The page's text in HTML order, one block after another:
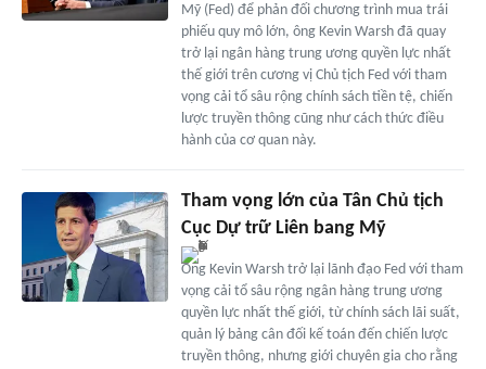
Mỹ (Fed) để phản đối chương trình mua trái
phiếu quy mô lớn, ông Kevin Warsh đã quay
trở lại ngân hàng trung ương quyền lực nhất
thế giới trên cương vị Chủ tịch Fed với tham
vọng cải tổ sâu rộng chính sách tiền tệ, chiến
lược truyền thông cũng như cách thức điều
hành của cơ quan này.
Tham vọng lớn của Tân Chủ tịch
Cục Dự trữ Liên bang Mỹ
Ông Kevin Warsh trở lại lãnh đạo Fed với tham
vọng cải tổ sâu rộng ngân hàng trung ương
quyền lực nhất thế giới, từ chính sách lãi suất,
quản lý bảng cân đối kế toán đến chiến lược
truyền thông, nhưng giới chuyên gia cho rằng